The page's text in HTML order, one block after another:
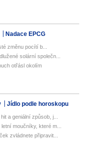
Nadace EPCG
změnu pocítí b...
solární společn...
otřásl okolím
Jídlo podle horoskopu
a geniální způsob, j...
moučníky, které m...
zvládnete připravit...